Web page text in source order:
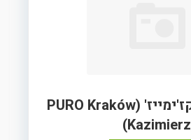
פורו קרקוב קז'ימייז' (PURO Kraków
Kazimierz)